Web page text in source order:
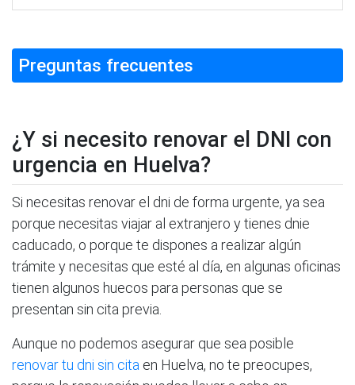
Preguntas frecuentes
¿Y si necesito renovar el DNI con
urgencia en Huelva?
Si necesitas renovar el dni de forma urgente, ya sea
porque necesitas viajar al extranjero y tienes dnie
caducado, o porque te dispones a realizar algún
trámite y necesitas que esté al día, en algunas oficinas
tienen algunos huecos para personas que se
presentan sin cita previa.
Aunque no podemos asegurar que sea posible
renovar tu dni sin cita en Huelva, no te preocupes,